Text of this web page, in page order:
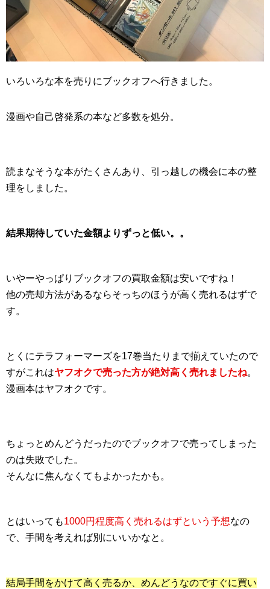
いろいろな本を売りにブックオフへ行きました。
漫画や自己啓発系の本など多数を処分。
読まなそうな本がたくさんあり、引っ越しの機会に本の整
理をしました。
結果期待していた金額よりずっと低い。。
いやーやっぱりブックオフの買取金額は安いですね！
他の売却方法があるならそっちのほうが高く売れるはずで
す。
とくにテラフォーマーズを17巻当たりまで揃えていたので
すがこれはヤフオクで売った方が絶対高く売れましたね。
漫画本はヤフオクです。
ちょっとめんどうだったのでブックオフで売ってしまった
のは失敗でした。
そんなに焦んなくてもよかったかも。
とはいっても1000円程度高く売れるはずという予想なの
で、手間を考えれば別にいいかなと。
結局手間をかけて高く売るか、めんどうなのですぐに買い